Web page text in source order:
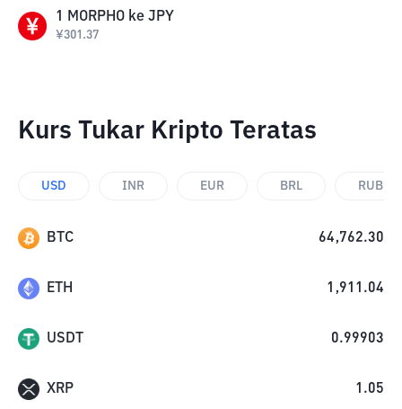
1 MORPHO ke JPY
¥301.37
Kurs Tukar Kripto Teratas
USD INR EUR BRL RUB
BTC 64,762.30
ETH 1,911.04
USDT 0.99903
XRP 1.05